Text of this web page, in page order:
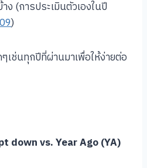
(การประเมินตัวเองในปี
)
เช่นทุกปีที่ผ่านมาเพื่อให้ง่ายต่อ
down vs. Year Ago (YA)